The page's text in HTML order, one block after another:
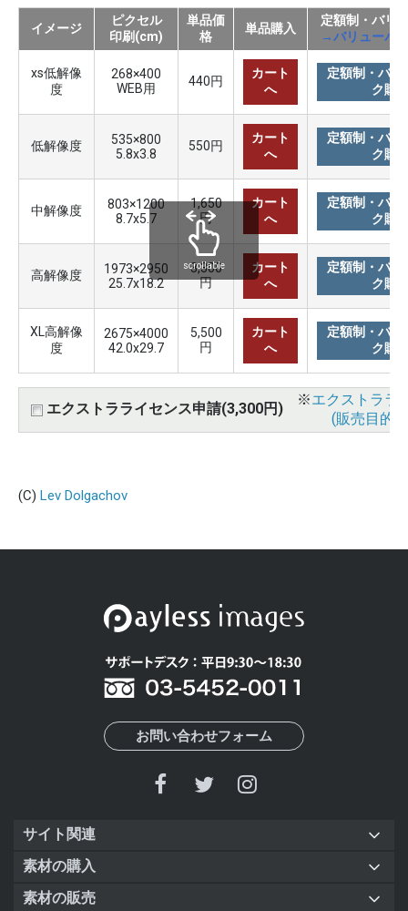
イメージ
ピクセル
印刷(cm)
単品価
格
単品購入
定額制・バリ
→バリューパ
xs低解像
度
268×400
WEB用
440円
カート
へ
定額制・バリ
ク購
低解像度
535×800
5.8x3.8
550円
カート
へ
定額制・バリ
ク購
中解像度
803×1200
8.7x5.7
1,650
円
カート
へ
定額制・バリ
ク購
高解像度
1973×2950
25.7x18.2
3,300
円
カート
へ
定額制・バリ
ク購
XL高解像
度
2675×4000
42.0x29.7
5,500
円
カート
へ
定額制・バリ
ク購
エクストラライセンス申請(3,300円)
※エクストララ
(販売目的
scrollable
(C) Lev Dolgachov
お問い合わせフォーム
サイト関連
素材の購入
素材の販売